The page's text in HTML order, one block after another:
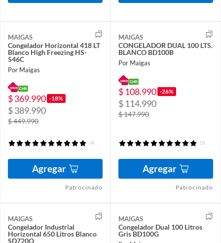
MAIGAS
Congelador Horizontal 418 LT
Blanco High Freezing HS-
546C
Por Maigas
$ 369.990 -18%
$ 389.990
$ 449.990
(4)
Agregar
Patrocinado
MAIGAS
CONGELADOR DUAL 100 LTS.
BLANCO BD100B
Por Maigas
$ 108.990 -26%
$ 114.990
$ 147.990
(5)
Agregar
Patrocinado
MAIGAS
Congelador Industrial
Horizontal 650 Litros Blanco
SD720Q
MAIGAS
Congelador Dual 100 Litros
Gris BD100G